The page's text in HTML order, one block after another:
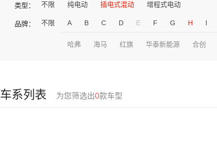
类型： 不限 纯电动 插电式混动 增程式电动
品牌： 不限 A B C D E F G H I
哈弗 海马 红旗 华泰新能源 合创
车系列表 为您筛选出0款车型